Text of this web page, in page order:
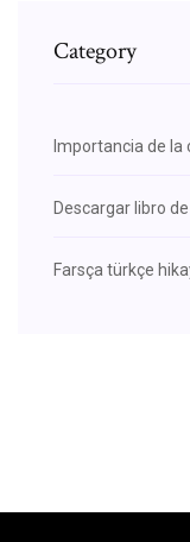
Category
Importancia de la
Descargar libro
Farsça türkçe